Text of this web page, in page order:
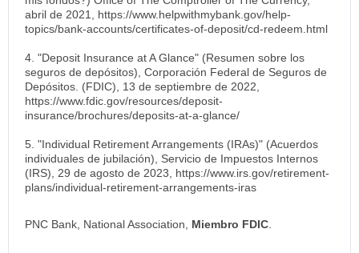
abril de 2021, https://www.helpwithmybank.gov/help-
topics/bank-accounts/certificates-of-deposit/cd-redeem.html
4. "Deposit Insurance at A Glance" (Resumen sobre los
seguros de depósitos), Corporación Federal de Seguros de
Depósitos. (FDIC), 13 de septiembre de 2022,
https://www.fdic.gov/resources/deposit-
insurance/brochures/deposits-at-a-glance/
5. "Individual Retirement Arrangements (IRAs)" (Acuerdos
individuales de jubilación), Servicio de Impuestos Internos
(IRS), 29 de agosto de 2023, https://www.irs.gov/retirement-
plans/individual-retirement-arrangements-iras
PNC Bank, National Association, Miembro FDIC